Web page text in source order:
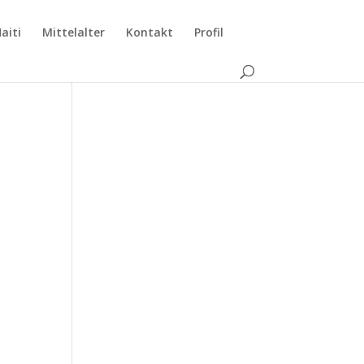
Mittelalter Kontakt Profil